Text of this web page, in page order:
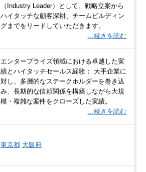
（Industry Leader）として、戦略立案から
ハイタッチな顧客深耕、チームビルディン
グまでをリードしていただきます。
…続きを読む
エンタープライズ領域における卓越した実
績とハイタッチセールス経験： 大手企業に
対し、多層的なステークホルダーを巻き込
み、長期的な信頼関係を構築しながら大規
模・複雑な案件をクローズした実績。
…続きを読む
東京都 大阪府